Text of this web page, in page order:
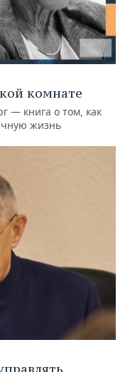
комнате
— книга о том, как
жизнь